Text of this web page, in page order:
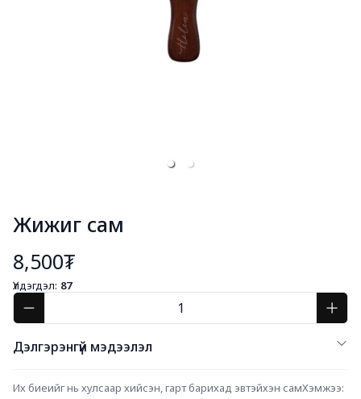
Жижиг сам
8,500₮
Үлдэгдэл: 87
Дэлгэрэнгүй мэдээлэл
Их биеийг нь хулсаар хийсэн, гарт барихад эвтэйхэн самХэмжээ: